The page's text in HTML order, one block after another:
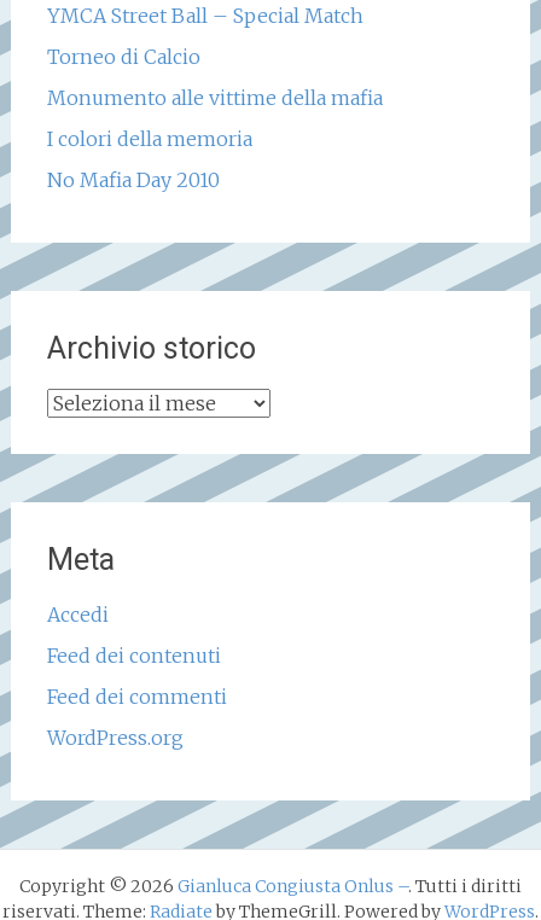
YMCA Street Ball – Special Match
Torneo di Calcio
Monumento alle vittime della mafia
I colori della memoria
No Mafia Day 2010
Archivio storico
Archivio
Meta
Accedi
Feed dei contenuti
Feed dei commenti
WordPress.org
Copyright © 2026 Gianluca Congiusta Onlus –. Tutti i diritti
riservati. Theme: Radiateby ThemeGrill. Powered byWordPress.